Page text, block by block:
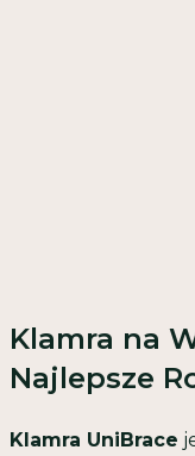
Klamra na
Najlepsze
Klamra UniBrace